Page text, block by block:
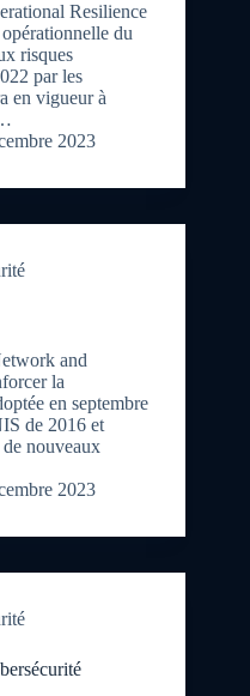
Resilience
du
risques
par les
en vigueur à
2023
and
la
en septembre
de 2016 et
nouveaux
2023